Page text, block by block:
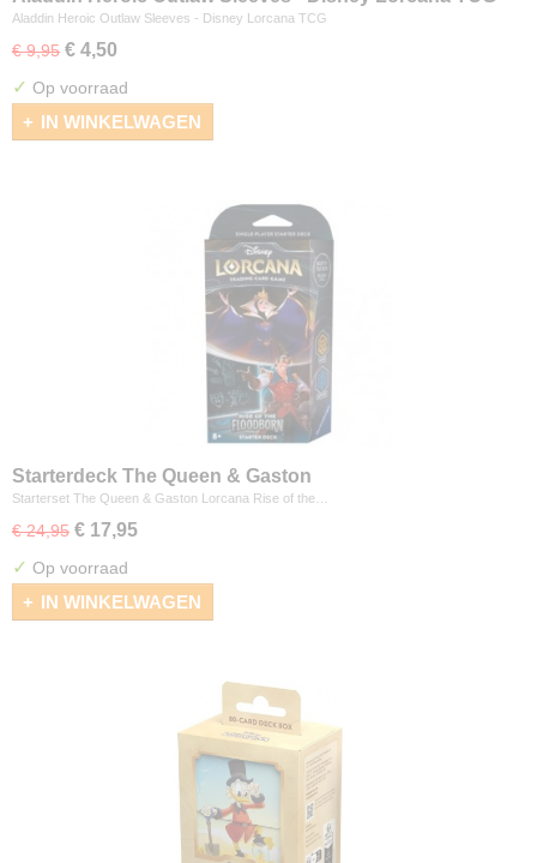
Aladdin Heroic Outlaw Sleeves - Disney Lorcana TCG
€ 9,95 € 4,50
✓ Op voorraad
IN WINKELWAGEN
Starterdeck The Queen & Gaston
Starterset The Queen & Gaston Lorcana Rise of the…
€ 24,95 € 17,95
✓ Op voorraad
IN WINKELWAGEN